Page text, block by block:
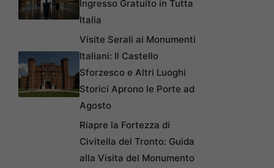
Ingresso Gratuito in Tutta
Italia
Visite Serali ai Monumenti
Italiani: Il Castello
Sforzesco e Altri Luoghi
Storici Aprono le Porte ad
Agosto
Riapre la Fortezza di
Civitella del Tronto: Guida
alla Visita del Monumento